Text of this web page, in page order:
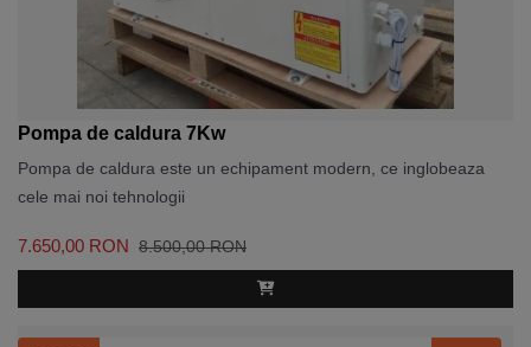
Pompa de caldura 7Kw
Pompa de caldura este un echipament modern, ce inglobeaza
cele mai noi tehnologii
7.650,00 RON 8.500,00 RON